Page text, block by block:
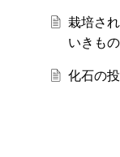
栽培さ
いきも
化石の